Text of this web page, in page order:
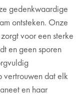
gedenkwaardige
ontsteken. Onze
voor een sterke
en geen sporen
vertrouwen dat elk
en haar